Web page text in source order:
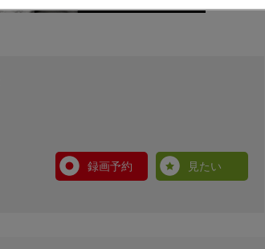
録画予約
見たい